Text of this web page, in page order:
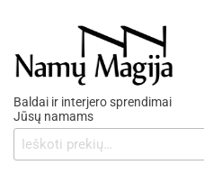
Baldai ir interjero sprendimai
Jūsų namams